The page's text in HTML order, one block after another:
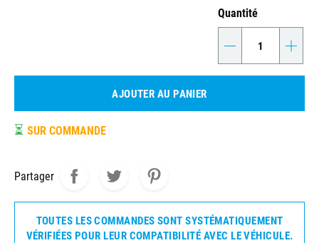
Quantité
- +
AJOUTER AU PANIER
⏳ SUR COMMANDE
Partager
TOUTES LES COMMANDES SONT SYSTÉMATIQUEMENT
VÉRIFIÉES POUR LEUR COMPATIBILITÉ AVEC LE VÉHICULE.